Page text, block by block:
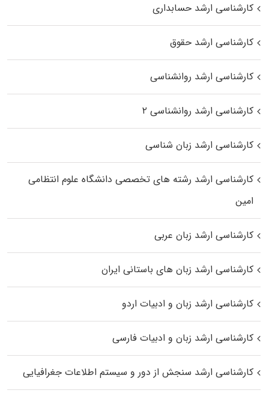
کارشناسی ارشد حسابداری
کارشناسی ارشد حقوق
کارشناسی ارشد روانشناسی
کارشناسی ارشد روانشناسی ۲
کارشناسی ارشد زبان شناسی
کارشناسی ارشد رﺷﺘﻪ ﻫﺎی تخصصی داﻧﺸﮕﺎه ﻋﻠﻮم انتظامی
اﻣﻴﻦ
کارشناسی ارشد زبان عربی
کارشناسی ارشد زبان‌ های باستانی ایران
کارشناسی ارشد زبان و ادبیات اردو
کارشناسی ارشد زبان و ادبیات فارسی
کارشناسی ارشد سنجش از دور و سیستم اطلاعات جغرافیایی